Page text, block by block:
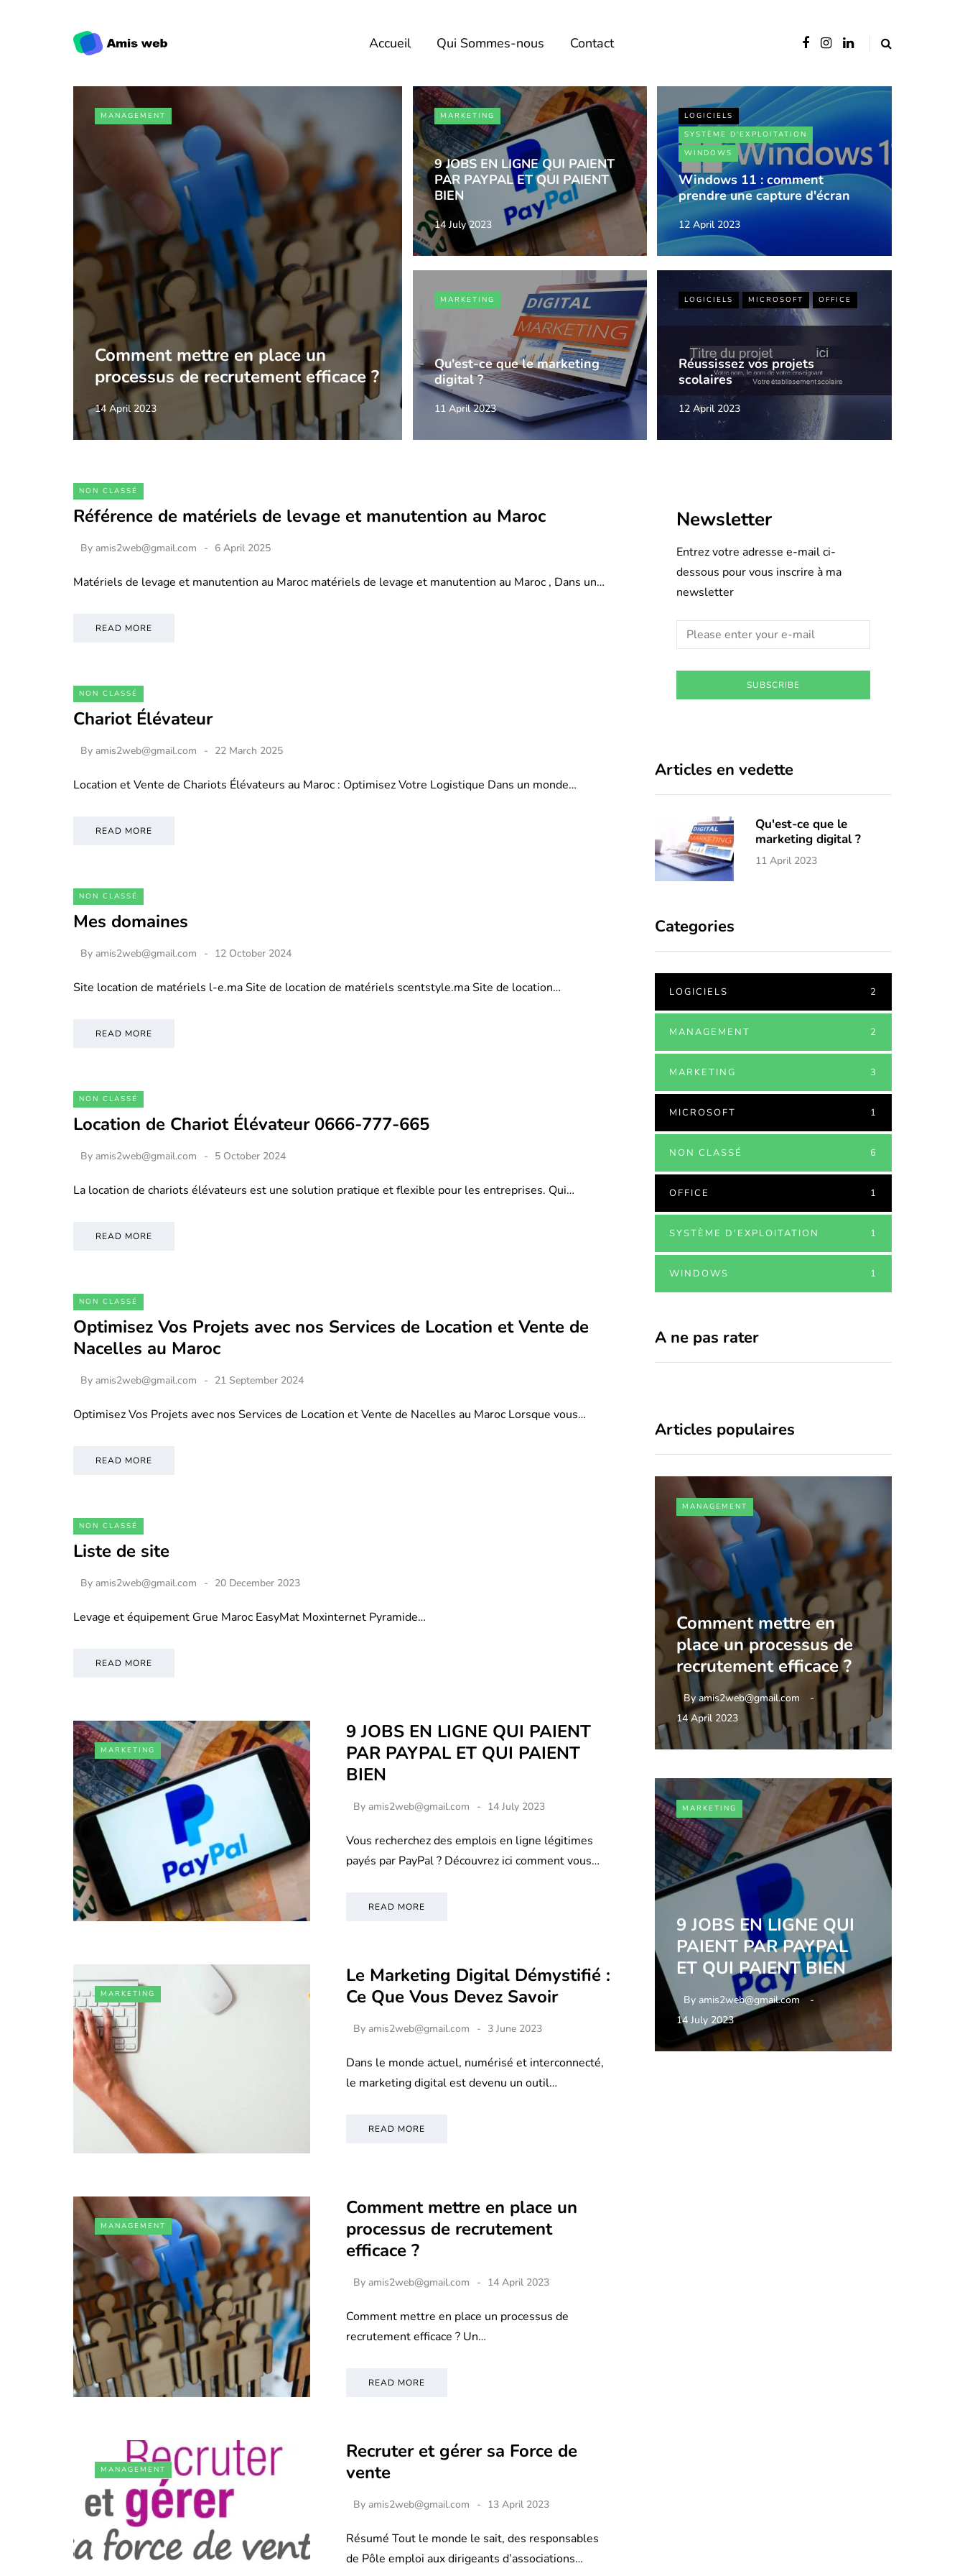
Accueil Qui Sommes-nous Contact
MANAGEMENT
Comment mettre en place un
processus de recrutement efficace ?
14 April 2023
MARKETING
9 JOBS EN LIGNE QUI PAIENT
PAR PAYPAL ET QUI PAIENT
BIEN
14 July 2023
LOGICIELS
SYSTÈME D'EXPLOITATION
WINDOWS
Windows 11 : comment
prendre une capture d'écran
12 April 2023
MARKETING
Qu'est-ce que le marketing
digital ?
11 April 2023
LOGICIELS MICROSOFT OFFICE
Réussissez vos projets
scolaires
12 April 2023
NON CLASSÉ
Référence de matériels de levage et manutention au Maroc
By amis2web@gmail.com 6 April 2025
Matériels de levage et manutention au Maroc matériels de levage et manutention au Maroc , Dans un…
READ MORE
NON CLASSÉ
Chariot Élévateur
By amis2web@gmail.com 22 March 2025
Location et Vente de Chariots Élévateurs au Maroc : Optimisez Votre Logistique Dans un monde…
READ MORE
NON CLASSÉ
Mes domaines
By amis2web@gmail.com 12 October 2024
Site location de matériels l-e.ma Site de location de matériels scentstyle.ma Site de location…
READ MORE
NON CLASSÉ
Location de Chariot Élévateur 0666-777-665
By amis2web@gmail.com 5 October 2024
La location de chariots élévateurs est une solution pratique et flexible pour les entreprises. Qui…
READ MORE
NON CLASSÉ
Optimisez Vos Projets avec nos Services de Location et Vente de
Nacelles au Maroc
By amis2web@gmail.com 21 September 2024
Optimisez Vos Projets avec nos Services de Location et Vente de Nacelles au Maroc Lorsque vous…
READ MORE
NON CLASSÉ
Liste de site
By amis2web@gmail.com 20 December 2023
Levage et équipement Grue Maroc EasyMat Moxinternet Pyramide…
READ MORE
MARKETING
9 JOBS EN LIGNE QUI PAIENT
PAR PAYPAL ET QUI PAIENT
BIEN
By amis2web@gmail.com 14 July 2023
Vous recherchez des emplois en ligne légitimes
payés par PayPal ? Découvrez ici comment vous…
READ MORE
MARKETING
Le Marketing Digital Démystifié :
Ce Que Vous Devez Savoir
By amis2web@gmail.com 3 June 2023
Dans le monde actuel, numérisé et interconnecté,
le marketing digital est devenu un outil…
READ MORE
MANAGEMENT
Comment mettre en place un
processus de recrutement
efficace ?
By amis2web@gmail.com 14 April 2023
Comment mettre en place un processus de
recrutement efficace ? Un…
READ MORE
MANAGEMENT
Recruter et gérer sa Force de
vente
By amis2web@gmail.com 13 April 2023
Résumé Tout le monde le sait, des responsables
de Pôle emploi aux dirigeants d’associations…
Newsletter
Entrez votre adresse e-mail ci-
dessous pour vous inscrire à ma
newsletter
SUBSCRIBE
Articles en vedette
Qu'est-ce que le
marketing digital ?
11 April 2023
Categories
LOGICIELS 2
MANAGEMENT 2
MARKETING 3
MICROSOFT 1
NON CLASSÉ 6
OFFICE 1
SYSTÈME D'EXPLOITATION 1
WINDOWS 1
A ne pas rater
Articles populaires
MANAGEMENT
Comment mettre en
place un processus de
recrutement efficace ?
Byamis2web@gmail.com
14 April 2023
MARKETING
9 JOBS EN LIGNE QUI
PAIENT PAR PAYPAL
ET QUI PAIENT BIEN
By amis2web@gmail.com
14 July 2023